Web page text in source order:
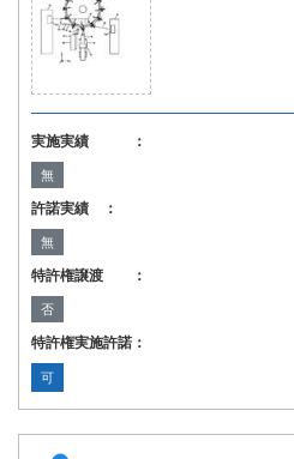
実施実績 ：
無
許諾実績 ：
無
特許権譲渡 ：
否
特許権実施許諾：
可